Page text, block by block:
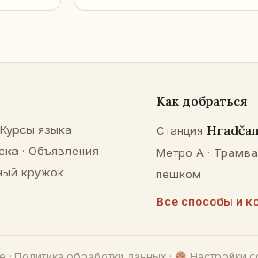
Курсы языка
· Объявления
кружок
Как добраться
Станция
Метро A ·
пешком
Все способы и